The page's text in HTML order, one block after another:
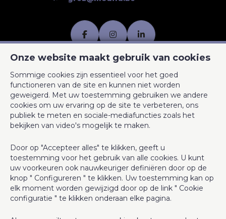
Bewoner Nee
Juridisch veld
Vonnissen Nee
Bouwvergunning
Voorkooprecht Nee
Omgeving
Onze website maakt gebruik van cookies
Sommige cookies zijn essentieel voor het goed
functioneren van de site en kunnen niet worden
geweigerd. Met uw toestemming gebruiken we andere
cookies om uw ervaring op de site te verbeteren, ons
publiek te meten en sociale-mediafuncties zoals het
bekijken van video's mogelijk te maken.
Door op "Accepteer alles" te klikken, geeft u
toestemming voor het gebruik van alle cookies. U kunt
uw voorkeuren ook nauwkeuriger definiëren door op de
knop " Configureren " te klikken. Uw toestemming kan op
elk moment worden gewijzigd door op de link " Cookie
configuratie " te klikken onderaan elke pagina.
BIV-erkende vastgoedmakelaar in België, BIV N° 500.976 -
Ondernemingsnummer : BTW BE-0450.158.588
Toezichthoudende Autoriteit : Beroepinstituut van
Vastgoedmakelaars Luxemburgstraat, 16B - 1000 Brussel (+32 2
505 38 50 - info@biv.be) - www.biv.be-Deontologische code
BA en borgstelling via NV AXA Belgium, Troonplein 1, 1000
in België worden uitgevoerd
Algemene gebruiksvoorwaarden van de website
Charter privéleven
Cookie configuratie